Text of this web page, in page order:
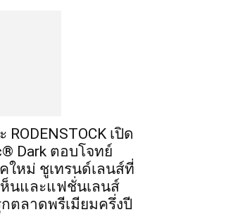
RODENSTOCK เปิด
Dark ตอบโจทย์
ใหม่ ชูเทรนด์เลนส์ที่
ห็นและแฟชั่นเลนส์
ตลาดพรีเมียมครึ่งปี